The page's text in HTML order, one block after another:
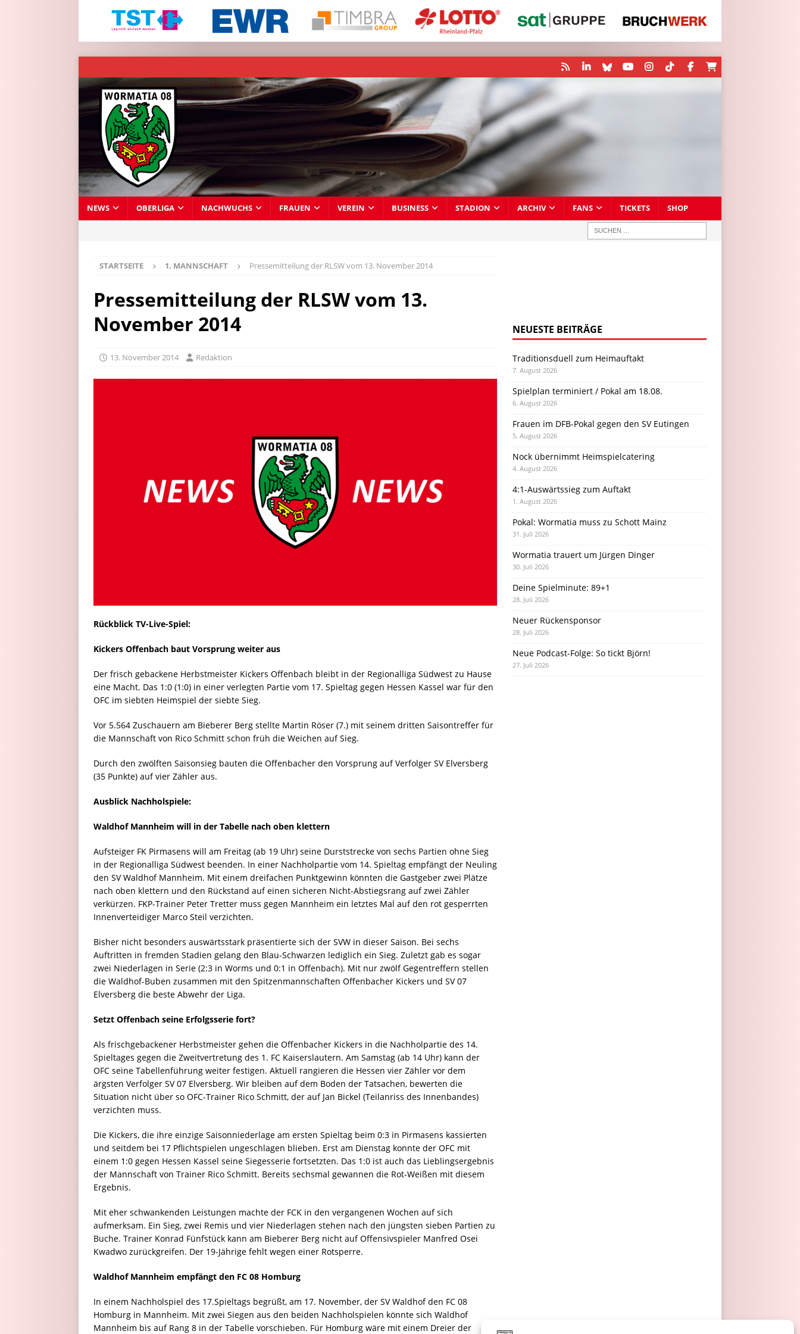
NEWS OBERLIGA NACHWUCHS FRAUEN VEREIN BUSINESS STADION ARCHIV FANS TICKETS SHOP
STARTSEITE 1. MANNSCHAFT Pressemitteilung der RLSW vom 13. November 2014
Pressemitteilung der RLSW vom 13.
November 2014
13. November 2014 Redaktion
Rückblick TV-Live-Spiel:
Kickers Offenbach baut Vorsprung weiter aus
Der frisch gebackene Herbstmeister Kickers Offenbach bleibt in der Regionalliga Südwest zu Hause
eine Macht. Das 1:0 (1:0) in einer verlegten Partie vom 17. Spieltag gegen Hessen Kassel war für den
OFC im siebten Heimspiel der siebte Sieg.
Vor 5.564 Zuschauern am Bieberer Berg stellte Martin Röser (7.) mit seinem dritten Saisontreffer für
die Mannschaft von Rico Schmitt schon früh die Weichen auf Sieg.
Durch den zwölften Saisonsieg bauten die Offenbacher den Vorsprung auf Verfolger SV Elversberg
(35 Punkte) auf vier Zähler aus.
Ausblick Nachholspiele:
Waldhof Mannheim will in der Tabelle nach oben klettern
Aufsteiger FK Pirmasens will am Freitag (ab 19 Uhr) seine Durststrecke von sechs Partien ohne Sieg
in der Regionalliga Südwest beenden. In einer Nachholpartie vom 14. Spieltag empfängt der Neuling
den SV Waldhof Mannheim. Mit einem dreifachen Punktgewinn könnten die Gastgeber zwei Plätze
nach oben klettern und den Rückstand auf einen sicheren Nicht-Abstiegsrang auf zwei Zähler
verkürzen. FKP-Trainer Peter Tretter muss gegen Mannheim ein letztes Mal auf den rot gesperrten
Innenverteidiger Marco Steil verzichten.
Bisher nicht besonders auswärtsstark präsentierte sich der SVW in dieser Saison. Bei sechs
Auftritten in fremden Stadien gelang den Blau-Schwarzen lediglich ein Sieg. Zuletzt gab es sogar
zwei Niederlagen in Serie (2:3 in Worms und 0:1 in Offenbach). Mit nur zwölf Gegentreffern stellen
die Waldhof-Buben zusammen mit den Spitzenmannschaften Offenbacher Kickers und SV 07
Elversberg die beste Abwehr der Liga.
Setzt Offenbach seine Erfolgsserie fort?
Als frischgebackener Herbstmeister gehen die Offenbacher Kickers in die Nachholpartie des 14.
Spieltages gegen die Zweitvertretung des 1. FC Kaiserslautern. Am Samstag (ab 14 Uhr) kann der
OFC seine Tabellenführung weiter festigen. Aktuell rangieren die Hessen vier Zähler vor dem
ärgsten Verfolger SV 07 Elversberg. Wir bleiben auf dem Boden der Tatsachen, bewerten die
Situation nicht über so OFC-Trainer Rico Schmitt, der auf Jan Bickel (Teilanriss des Innenbandes)
verzichten muss.
Die Kickers, die ihre einzige Saisonniederlage am ersten Spieltag beim 0:3 in Pirmasens kassierten
und seitdem bei 17 Pflichtspielen ungeschlagen blieben. Erst am Dienstag konnte der OFC mit
einem 1:0 gegen Hessen Kassel seine Siegesserie fortsetzten. Das 1:0 ist auch das Lieblingsergebnis
der Mannschaft von Trainer Rico Schmitt. Bereits sechsmal gewannen die Rot-Weißen mit diesem
Ergebnis.
Mit eher schwankenden Leistungen machte der FCK in den vergangenen Wochen auf sich
aufmerksam. Ein Sieg, zwei Remis und vier Niederlagen stehen nach den jüngsten sieben Partien zu
Buche. Trainer Konrad Fünfstück kann am Bieberer Berg nicht auf Offensivspieler Manfred Osei
Kwadwo zurückgreifen. Der 19-Jährige fehlt wegen einer Rotsperre.
Waldhof Mannheim empfängt den FC 08 Homburg
In einem Nachholspiel des 17.Spieltags begrüßt, am 17. November, der SV Waldhof den FC 08
Homburg in Mannheim. Mit zwei Siegen aus den beiden Nachholspielen könnte sich Waldhof
Mannheim bis auf Rang 8 in der Tabelle vorschieben. Für Homburg wäre mit einem Dreier der
NEUESTE BEITRÄGE
Traditionsduell zum Heimauftakt
7. August 2026
Spielplan terminiert / Pokal am 18.08.
6. August 2026
Frauen im DFB-Pokal gegen den SV Eutingen
5. August 2026
Nock übernimmt Heimspielcatering
4. August 2026
4:1-Auswärtssieg zum Auftakt
1. August 2026
Pokal: Wormatia muss zu Schott Mainz
31. Juli 2026
Wormatia trauert um Jürgen Dinger
30. Juli 2026
Deine Spielminute: 89+1
28. Juli 2026
Neuer Rückensponsor
28. Juli 2026
Neue Podcast-Folge: So tickt Björn!
27. Juli 2026